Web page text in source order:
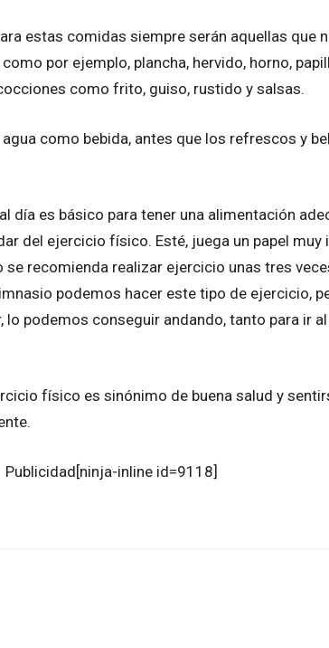
estas comidas siempre serán aquellas que
por ejemplo, plancha, hervido, horno,
como frito, guiso, rustido y salsas.
como bebida, antes que los refrescos y
día es básico para tener una alimentación
del ejercicio físico. Esté, juega un papel muy
recomienda realizar ejercicio unas tres
podemos hacer este tipo de ejercicio,
lo podemos conseguir andando, tanto para ir
físico es sinónimo de buena salud y
Publicidad [ninja-inline id=9118]